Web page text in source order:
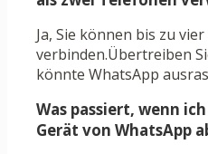
Ja, Sie können bis zu
verbinden.Übertreiben
könnte WhatsApp
Was passiert, wenn
Gerät von WhatsApp